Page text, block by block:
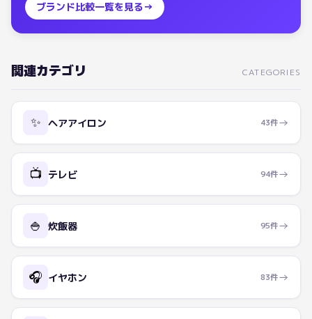
ブランド比較一覧を見る→
関連カテゴリ CATEGORIES
✨ ヘアアイロン 43件→
📺 テレビ 94件→
🍚 炊飯器 95件→
🎧 イヤホン 83件→